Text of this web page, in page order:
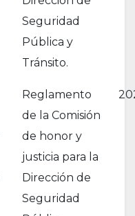
Seguridad
Pública y
Tránsito.
Reglamento
de la Comisión
de honor y
justicia para la
Dirección de
Seguridad